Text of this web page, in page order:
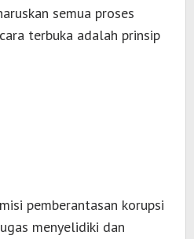
semua proses
terbuka adalah prinsip
pemberantasan korupsi
menyelidiki dan